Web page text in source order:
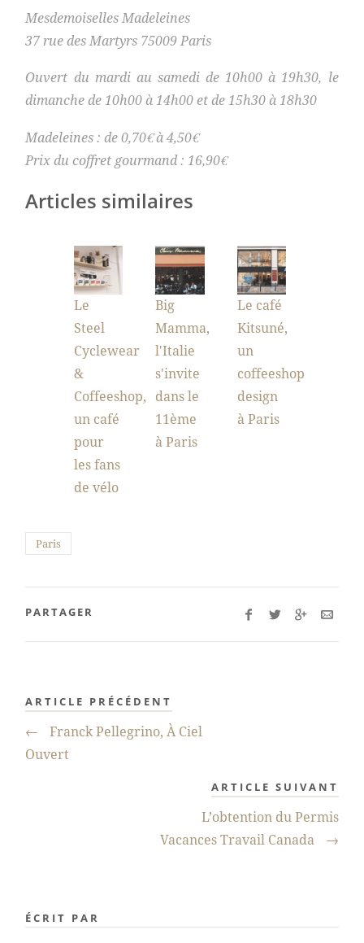
Mesdemoiselles Madeleines
37 rue des Martyrs 75009 Paris
Ouvert du mardi au samedi de 10h00 à 19h30, le
dimanche de 10h00 à 14h00 et de 15h30 à 18h30
Madeleines : de 0,70€ à 4,50€
Prix du coffret gourmand : 16,90€
Articles similaires
Le
Steel
Cyclewear
&
Coffeeshop,
un café
pour
les fans
de vélo
Big
Mamma,
l'Italie
s'invite
dans le
11ème
à Paris
Le café
Kitsuné,
un
coffeeshop
design
à Paris
Paris
PARTAGER
ARTICLE PRÉCÉDENT
←
Franck Pellegrino, À Ciel
Ouvert
ARTICLE SUIVANT
L’obtention du Permis
Vacances Travail Canada
→
ÉCRIT PAR